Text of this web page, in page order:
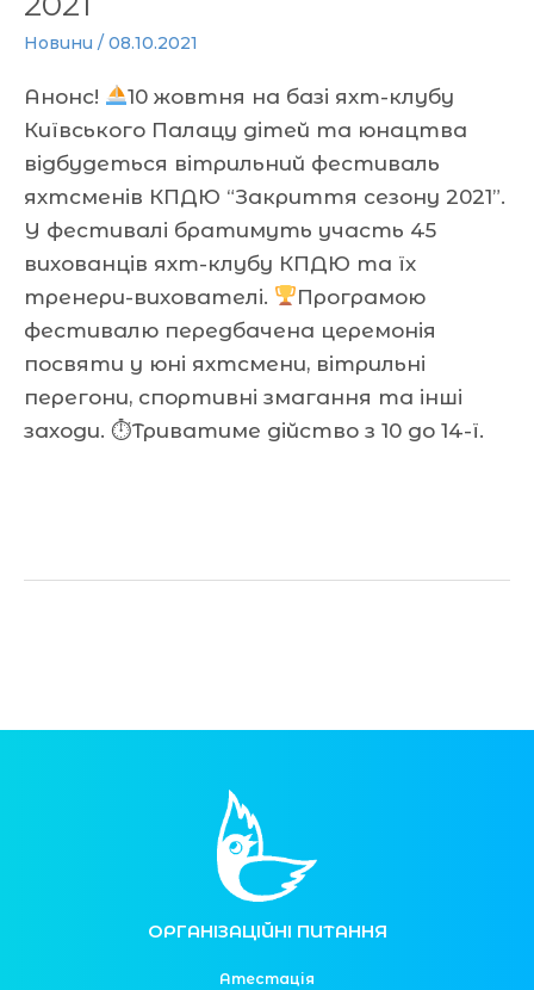
Новини / 08.10.2021
Анонс!
10 жовтня на базі яхт-клубу
Київського Палацу дітей та юнацтва
відбудеться вітрильний фестиваль
яхтсменів КПДЮ “Закриття сезону 2021”.
У фестивалі братимуть участь 45
вихованців яхт-клубу КПДЮ та їх
тренери-вихователі.
Програмою
фестивалю передбачена церемонія
посвяти у юні яхтсмени, вітрильні
перегони, спортивні змагання та інші
заходи. ⏱Триватиме дійство з 10 до 14-ї.
ОРГАНІЗАЦІЙНІ ПИТАННЯ
Атестація